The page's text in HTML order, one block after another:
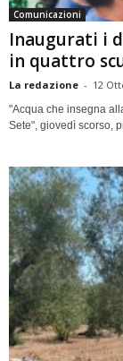
Comunicazioni
Inaugurati i
in quattro
La redazione - 12
"Acqua che insegna
Sete", giovedì scorso,